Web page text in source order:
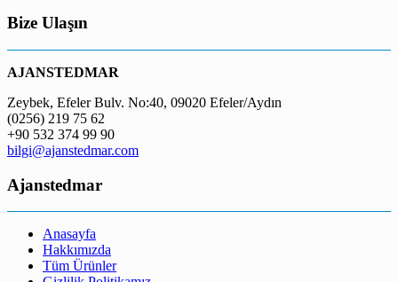
Bize Ulaşın
AJANSTEDMAR
Zeybek, Efeler Bulv. No:40, 09020 Efeler/Aydın
(0256) 219 75 62
+90 532 374 99 90
bilgi@ajanstedmar.com
Ajanstedmar
Anasayfa
Hakkımızda
Tüm Ürünler